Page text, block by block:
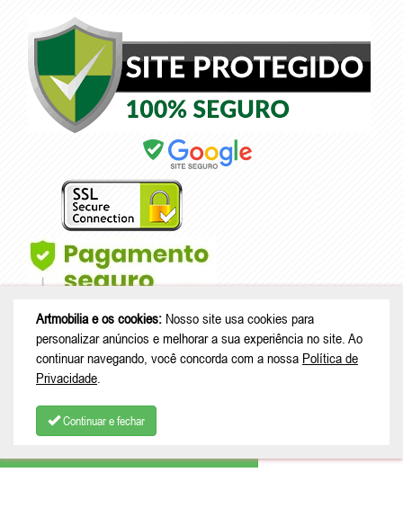
Treml, 343 casa A23 - sala 2 - Schramm - São Bento do Sul - SC |
Artmobilia e os cookies: Nosso site usa cookies para
personalizar anúncios e melhorar a sua experiência no site. Ao
continuar navegando, você concorda com a nossa Política de
Privacidade
Continuar e fechar